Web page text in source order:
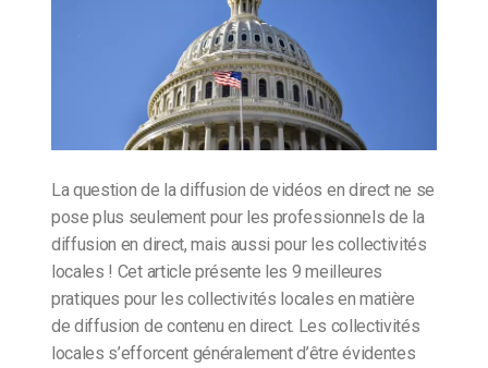
La question de la diffusion de vidéos en direct ne se
pose plus seulement pour les professionnels de la
diffusion en direct, mais aussi pour les collectivités
locales ! Cet article présente les 9 meilleures
pratiques pour les collectivités locales en matière
de diffusion de contenu en direct. Les collectivités
locales s’efforcent généralement d’être évidentes